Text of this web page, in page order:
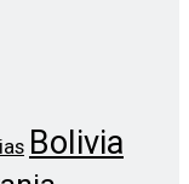
Bolivia